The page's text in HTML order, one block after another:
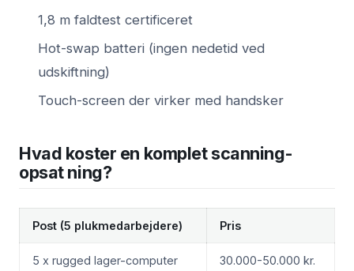
1,8 m faldtest certificeret
Hot-swap batteri (ingen nedetid ved
udskiftning)
Touch-screen der virker med handsker
Hvad koster en komplet scanning-
opsat ning?
Post (5 plukmedarbejdere) Pris
5 x rugged lager-computer 30.000-50.000 kr.